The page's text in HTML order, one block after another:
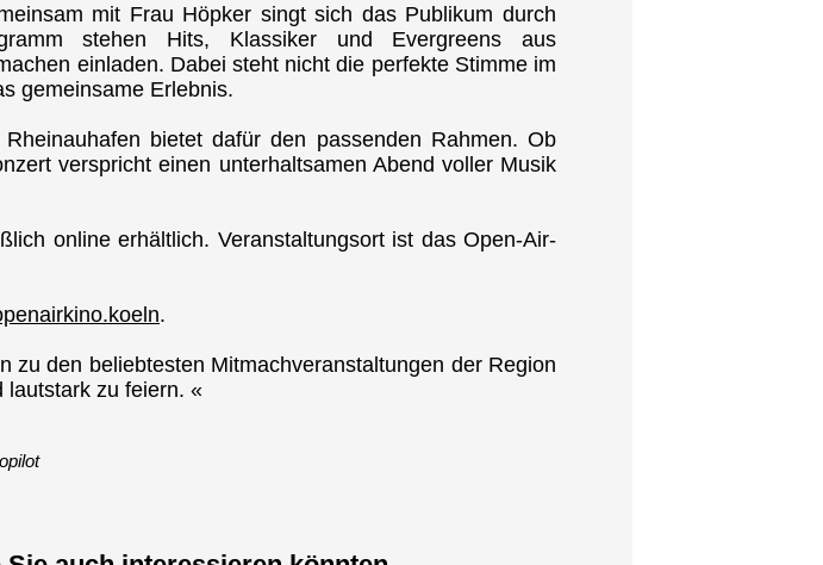
mit Frau Höpker singt sich das Publikum durch
stehen Hits, Klassiker und Evergreens aus
einladen. Dabei steht nicht die perfekte Stimme im
gemeinsame Erlebnis.
bietet dafür den passenden Rahmen. Ob
verspricht einen unterhaltsamen Abend voller Musik
online erhältlich. Veranstaltungsort ist das Open-Air-
.
zu den beliebtesten Mitmachveranstaltungen der Region
lautstark zu feiern. «